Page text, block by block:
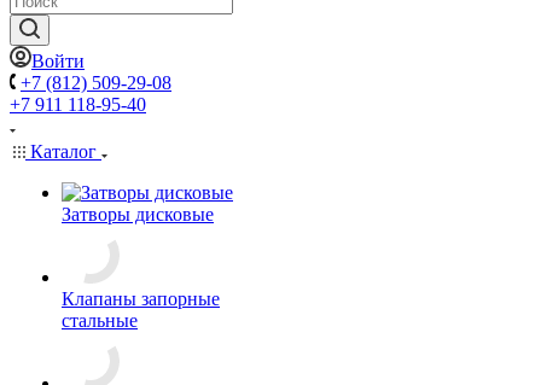
Войти
+7 (812) 509-29-08
+7 911 118-95-40
Каталог
Затворы дисковые
Клапаны запорные
стальные